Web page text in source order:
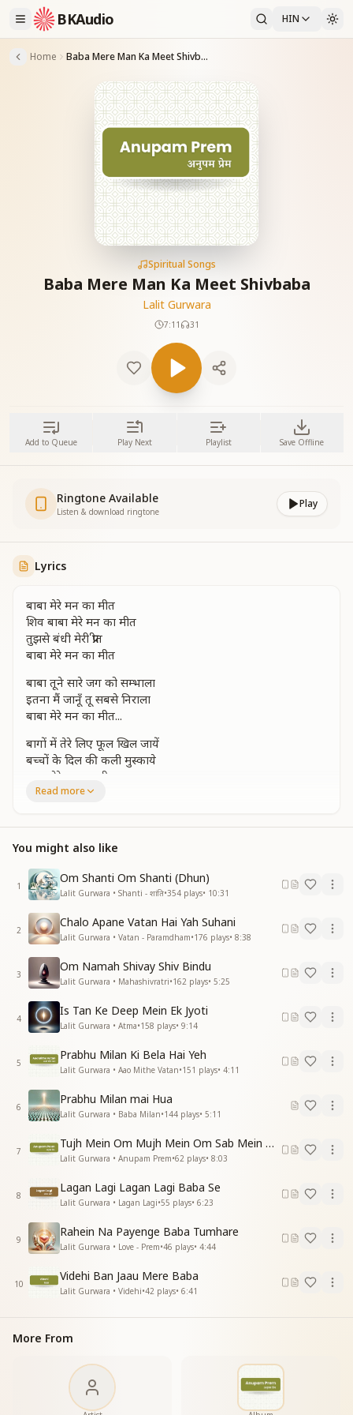
BKAudio HIN
Home Baba Mere Man Ka Meet Shivbaba
Spiritual Songs
Baba Mere Man Ka Meet Shivbaba
Lalit Gurwara
7:11 31
Add to Queue Play Next Playlist Save Offline
Ringtone Available
Listen & download ringtone
Play
Lyrics
बाबा मेरे मन का मीत
शिव बाबा मेरे मन का मीत
तुझसे बंधी मेरी प्रीत
बाबा मेरे मन का मीत
बाबा तूने सारे जग को सम्भाला
इतना मैं जानूँ तू सबसे निराला
बाबा मेरे मन का मीत...
बागों में तेरे लिए फूल खिल जायें
बच्चों के दिल की कली मुस्काये
बाबा मेरे मन का मीत...
जहाँ तुम बसे हो बाबा हमें भी बुलाना
हमको तो तुमसे है मिलन मनाना
बाबा मेरे मन का मीत...
Read more
You might also like
1
Om Shanti Om Shanti (Dhun)
Lalit Gurwara • Shanti - शांति•354 plays• 10:31
2
Chalo Apane Vatan Hai Yah Suhani
Lalit Gurwara • Vatan - Paramdham•176 plays• 8:38
3
Om Namah Shivay Shiv Bindu
Lalit Gurwara • Mahashivratri•162 plays• 5:25
4
Is Tan Ke Deep Mein Ek Jyoti
Lalit Gurwara • Atma•158 plays• 9:14
5
Prabhu Milan Ki Bela Hai Yeh
Lalit Gurwara • Aao Mithe Vatan•151 plays• 4:11
6
Prabhu Milan mai Hua
Lalit Gurwara • Baba Milan•144 plays• 5:11
7
Tujh Mein Om Mujh Mein Om Sab Mein Om
Lalit Gurwara • Anupam Prem•62 plays• 8:03
8
Lagan Lagi Lagan Lagi Baba Se
Lalit Gurwara • Lagan Lagi•55 plays• 6:23
9
Rahein Na Payenge Baba Tumhare
Lalit Gurwara • Love - Prem•46 plays• 4:44
10
Videhi Ban Jaau Mere Baba
Lalit Gurwara • Videhi•42 plays• 6:41
More From